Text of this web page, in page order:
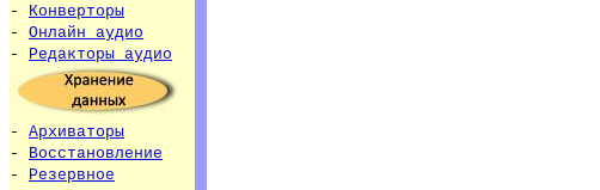
- Конверторы
- Онлайн аудио
- Редакторы аудио
- Архиваторы
- Восстановление
- Резервное